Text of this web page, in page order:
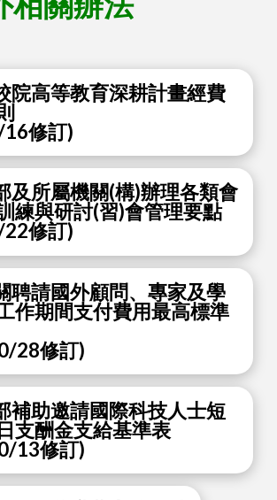
院高等教育深耕計畫經費
修訂)
及所屬機關(構)辦理各類會
練與研討(習)會管理要點
修訂)
聘請國外顧問、專家及學
作期間支付費用最高標準
28修訂)
補助邀請國際科技人士短
支酬金支給基準表
13修訂)